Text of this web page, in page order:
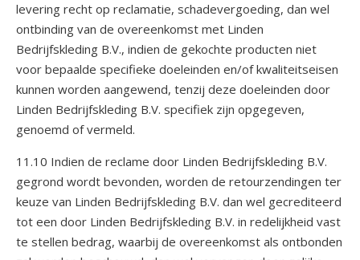
levering recht op reclamatie, schadevergoeding, dan wel
ontbinding van de overeenkomst met Linden
Bedrijfskleding B.V., indien de gekochte producten niet
voor bepaalde specifieke doeleinden en/of kwaliteitseisen
kunnen worden aangewend, tenzij deze doeleinden door
Linden Bedrijfskleding B.V. specifiek zijn opgegeven,
genoemd of vermeld.
11.10 Indien de reclame door Linden Bedrijfskleding B.V.
gegrond wordt bevonden, worden de retourzendingen ter
keuze van Linden Bedrijfskleding B.V. dan wel gecrediteerd
tot een door Linden Bedrijfskleding B.V. in redelijkheid vast
te stellen bedrag, waarbij de overeenkomst als ontbonden